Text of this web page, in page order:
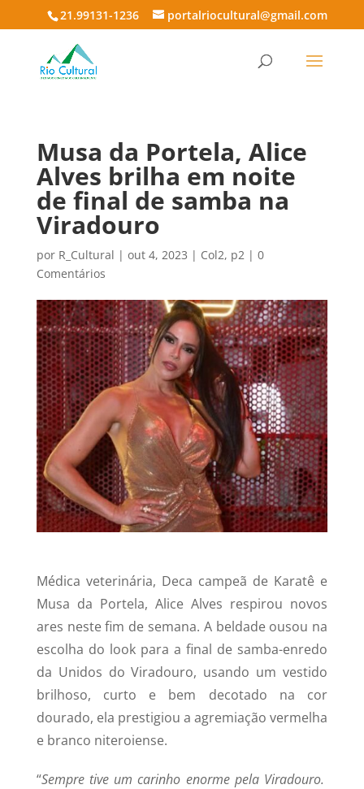
21.99131-1236 portalriocultural@gmail.com
Musa da Portela, Alice
Alves brilha em noite
de final de samba na
Viradouro
por R_Cultural | out 4, 2023 | Col2, p2| 0
Comentários
Médica veterinária, Deca campeã de Karatê e
Musa da Portela, Alice Alves respirou novos
ares neste fim de semana. A beldade ousou na
escolha do look para a final de samba-enredo
da Unidos do Viradouro, usando um vestido
brilhoso, curto e bem decotado na cor
dourado, ela prestigiou a agremiação vermelha
e branco niteroiense.
“Sempre tive um carinho enorme pela Viradouro.